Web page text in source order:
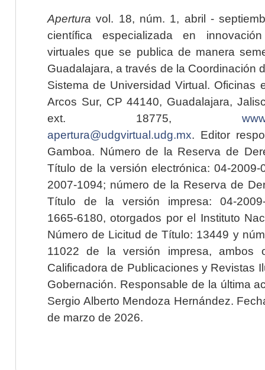
Apertura vol. 18, núm. 1, abril -
científica especializada en
virtuales que se publica de manera
Guadalajara, a través de la Coordinación
Sistema de Universidad Virtual. Oficinas
Arcos Sur, CP 44140, Guadalajara,
ext. 18775,
apertura@udgvirtual.udg.mx. Editor
Gamboa. Número de la Reserva de
Título de la versión electrónica: 04-2009-
2007-1094; número de la Reserva de
Título de la versión impresa: 04-2009-
1665-6180, otorgados por el Instituto
Número de Licitud de Título: 13449 y
11022 de la versión impresa, ambos
Calificadora de Publicaciones y Revistas
Gobernación. Responsable de la última
Sergio Alberto Mendoza Hernández.
de marzo de 2026.